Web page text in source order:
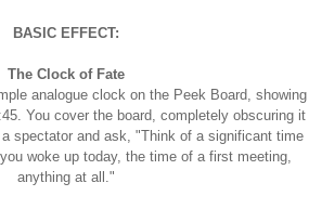
BASIC EFFECT:
The Clock of Fate
analogue clock on the Peek Board, showing
You cover the board, completely obscuring it
spectator and ask, "Think of a significant time
woke up today, the time of a first meeting,
anything at all."